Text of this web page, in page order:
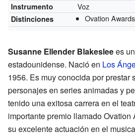
Instrumento Voz
Distinciones Ovation Awards
Susanne Ellender Blakesleees
estadounidense. Nació en Los
1956. Es muy conocida por prestar
personajes en series animadas y
tenido una exitosa carrera en el
importante premio llamado Ovation
su excelente actuación en el